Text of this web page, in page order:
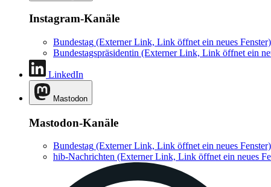
Instagram-Kanäle
Bundestag (Externer Link, Link öffnet ein neues Fenster)
Bundestagspräsidentin (Externer Link, Link öffnet ein
LinkedIn
Mastodon
Mastodon-Kanäle
Bundestag (Externer Link, Link öffnet ein neues Fenster)
hib-Nachrichten (Externer Link, Link öffnet ein neues